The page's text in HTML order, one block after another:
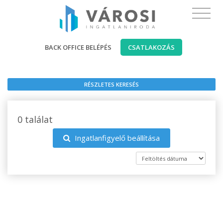
BACK OFFICE BELÉPÉS CSATLAKOZÁS
RÉSZLETES KERESÉS
0 találat
Ingatlanfigyelő beállítása